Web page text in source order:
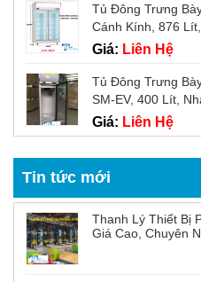
Tủ Đông Trưng
Cánh Kính, 876
Giá: Liên Hệ
Tủ Đông Trưng
SM-EV, 400 Lít,
Giá: Liên Hệ
Tin tức mới
Thanh Lý Thiết Bị
Giá Cao, Chuyên